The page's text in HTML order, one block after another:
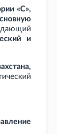
«C»,
и